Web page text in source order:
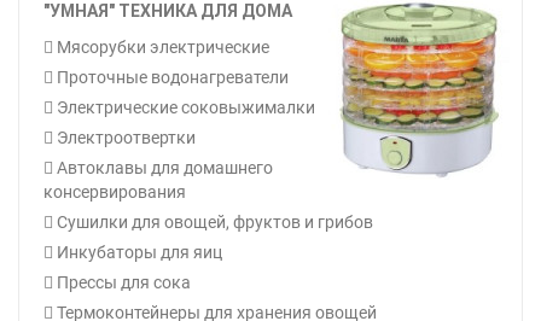
О магазине
Заявка на
опт
Контакты
"УМНАЯ" ТЕХНИКА ДЛЯ ДОМА
Мясорубки электрические
Проточные водонагреватели
Электрические соковыжималки
Электроотвертки
Автоклавы для домашнего
консервирования
Сушилки для овощей, фруктов и грибов
Инкубаторы для яиц
Прессы для сока
Термоконтейнеры для хранения овощей